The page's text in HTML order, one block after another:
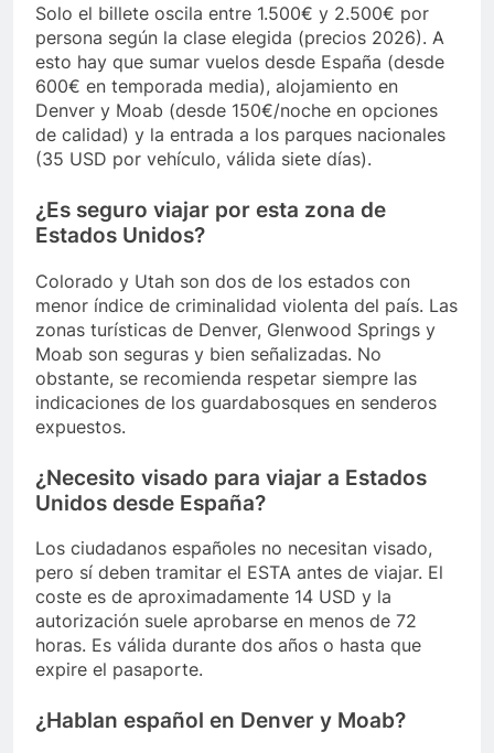
Solo el billete oscila entre 1.500€ y 2.500€ por
persona según la clase elegida (precios 2026). A
esto hay que sumar vuelos desde España (desde
600€ en temporada media), alojamiento en
Denver y Moab (desde 150€/noche en opciones
de calidad) y la entrada a los parques nacionales
(35 USD por vehículo, válida siete días).
¿Es seguro viajar por esta zona de
Estados Unidos?
Colorado y Utah son dos de los estados con
menor índice de criminalidad violenta del país. Las
zonas turísticas de Denver, Glenwood Springs y
Moab son seguras y bien señalizadas. No
obstante, se recomienda respetar siempre las
indicaciones de los guardabosques en senderos
expuestos.
¿Necesito visado para viajar a Estados
Unidos desde España?
Los ciudadanos españoles no necesitan visado,
pero sí deben tramitar el ESTA antes de viajar. El
coste es de aproximadamente 14 USD y la
autorización suele aprobarse en menos de 72
horas. Es válida durante dos años o hasta que
expire el pasaporte.
¿Hablan español en Denver y Moab?